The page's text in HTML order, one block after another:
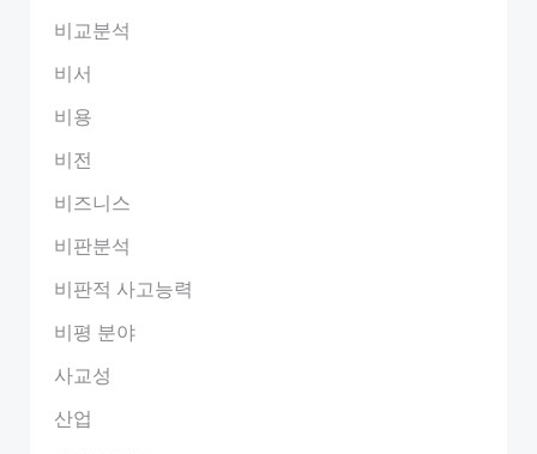
비교분석
비서
비용
비전
비즈니스
비판분석
비판적 사고능력
비평 분야
사교성
산업